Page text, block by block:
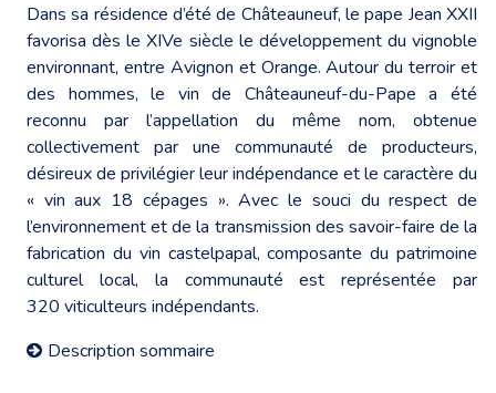
Dans sa résidence d’été de Châteauneuf, le pape Jean XXII
favorisa dès le XIVe siècle le développement du vignoble
environnant, entre Avignon et Orange. Autour du terroir et
des hommes, le vin de Châteauneuf-du-Pape a été
reconnu par l’appellation du même nom, obtenue
collectivement par une communauté de producteurs,
désireux de privilégier leur indépendance et le caractère du
« vin aux 18 cépages ». Avec le souci du respect de
l’environnement et de la transmission des savoir-faire de la
fabrication du vin castelpapal, composante du patrimoine
culturel local, la communauté est représentée par
320 viticulteurs indépendants.
Description sommaire